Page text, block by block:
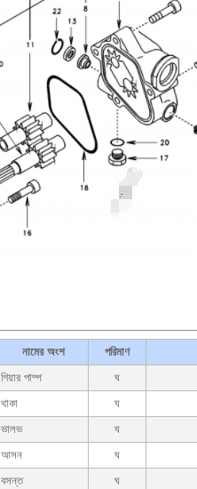
নামের অংশ পরিমাণ
গিয়ার পাম্প
ঘ
থাকা
ঘ
ভালভ
ঘ
আসন
ঘ
বসন্ত
ঘ